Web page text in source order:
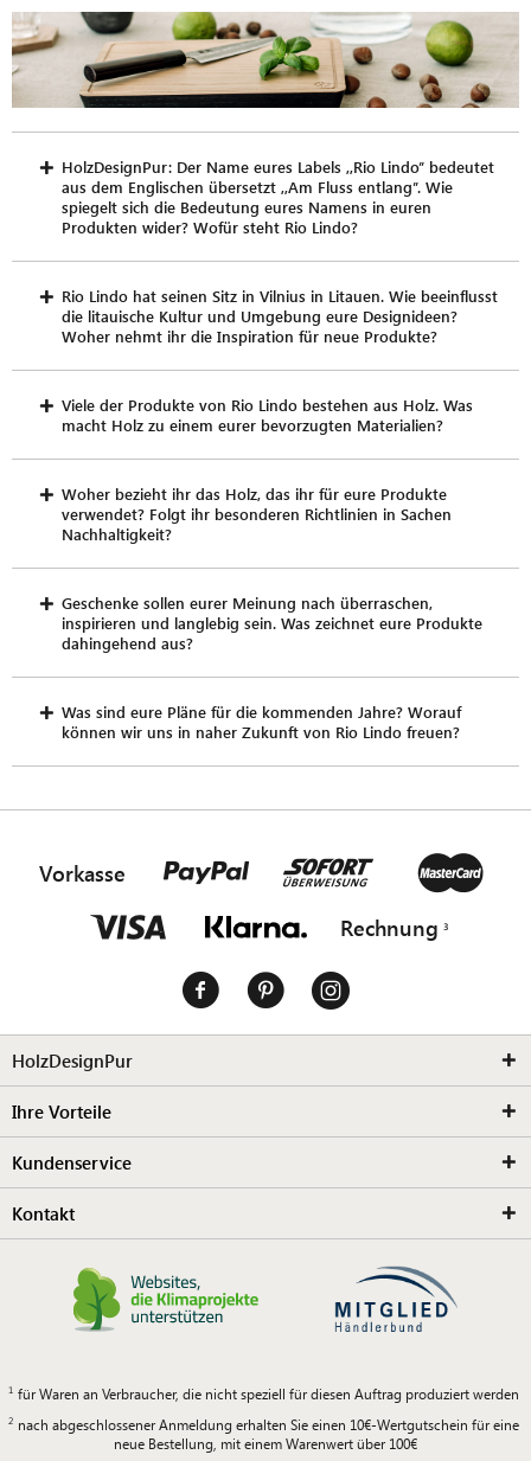
HolzDesignPur: Der Name eures Labels ,,Rio Lindo’’ bedeutet
aus dem Englischen übersetzt ,,Am Fluss entlang’’. Wie
spiegelt sich die Bedeutung eures Namens in euren
Produkten wider? Wofür steht Rio Lindo?
Rio Lindo hat seinen Sitz in Vilnius in Litauen. Wie beeinflusst
die litauische Kultur und Umgebung eure Designideen?
Woher nehmt ihr die Inspiration für neue Produkte?
Viele der Produkte von Rio Lindo bestehen aus Holz. Was
macht Holz zu einem eurer bevorzugten Materialien?
Woher bezieht ihr das Holz, das ihr für eure Produkte
verwendet? Folgt ihr besonderen Richtlinien in Sachen
Nachhaltigkeit?
Geschenke sollen eurer Meinung nach überraschen,
inspirieren und langlebig sein. Was zeichnet eure Produkte
dahingehend aus?
Was sind eure Pläne für die kommenden Jahre? Worauf
können wir uns in naher Zukunft von Rio Lindo freuen?
Vorkasse
Rechnung
HolzDesignPur
Ihre Vorteile
Kundenservice
Kontakt
für Waren an Verbraucher, die nicht speziell für diesen Auftrag produziert werden
nach abgeschlossener Anmeldung erhalten Sie einen 10€-Wertgutschein für eine
neue Bestellung, mit einem Warenwert über 100€